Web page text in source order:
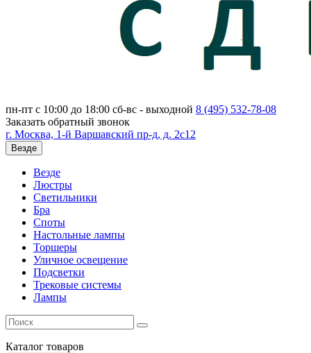
пн-пт с 10:00 до 18:00 сб-вс - выходной 8 (495) 532-78-08
Заказать обратный звонок
г. Москва, 1-й Варшавский пр-д, д. 2с12
Везде
Везде
Люстры
Светильники
Бра
Споты
Настольные лампы
Торшеры
Уличное освещение
Подсветки
Трековые системы
Лампы
Каталог товаров